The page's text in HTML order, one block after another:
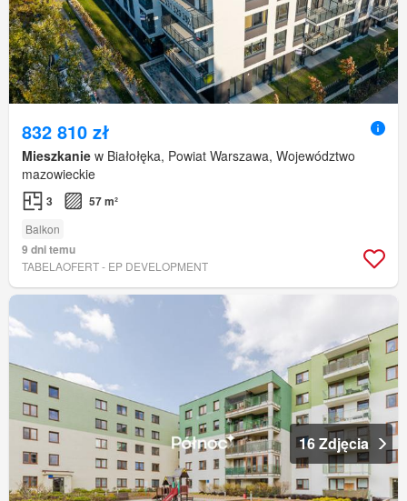
832 810 zł
Mieszkanie w Białołęka, Powiat Warszawa, Województwo
mazowieckie
3 57 m²
Balkon
9 dni temu
TABELAOFERT - EP DEVELOPMENT
16 Zdjęcia